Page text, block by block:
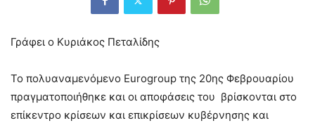
Γράφει ο Κυριάκος Πεταλίδης
Το πολυαναμενόμενο Eurogroup της 20ης Φεβρουαρίου
πραγματοποιήθηκε και οι αποφάσεις του βρίσκονται στο
επίκεντρο κρίσεων και επικρίσεων κυβέρνησης και